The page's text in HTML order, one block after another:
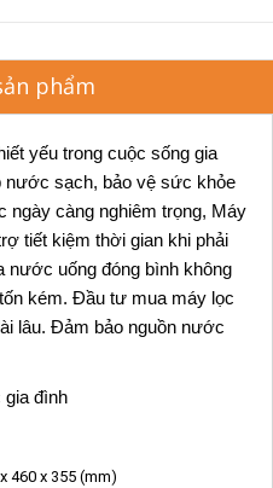
phẩm
yếu trong cuộc sống gia
nước sạch, bảo vệ sức khỏe
ngày càng nghiêm trọng, Máy
tiết kiệm thời gian khi phải
nước uống đóng bình không
kém. Đầu tư mua máy lọc
lâu. Đảm bảo nguồn nước
gia đình
460 x 355 (mm)